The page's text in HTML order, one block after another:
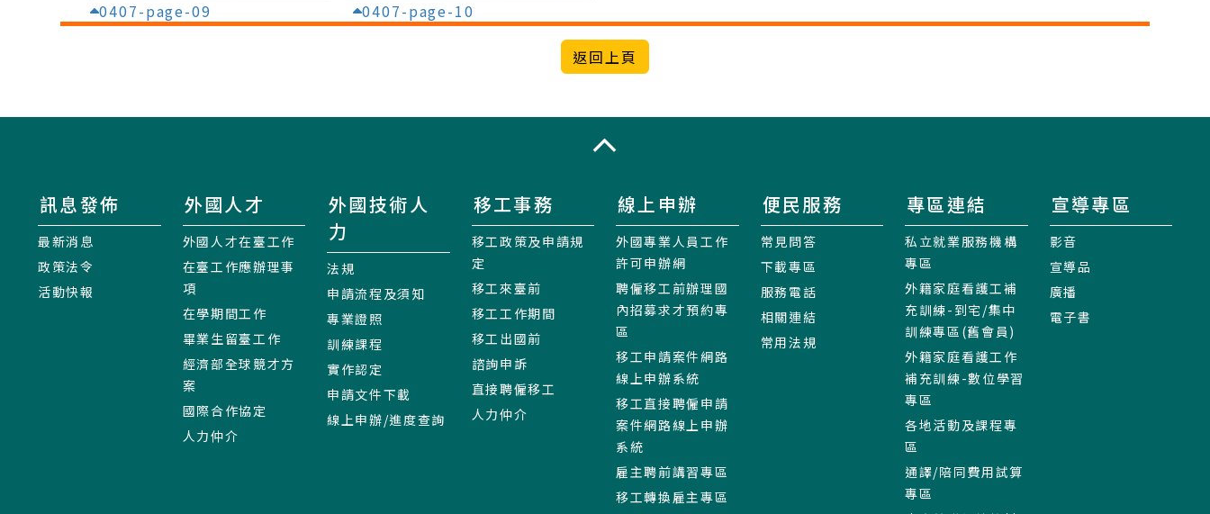
0407-page-09 0407-page-10
訊息發佈
最新消息
政策法令
活動快報
外國人才
外國人才在臺工作
在臺工作應辦理事
項
在學期間工作
畢業生留臺工作
經濟部全球競才方
案
國際合作協定
人力仲介
外國技術人
力
法規
申請流程及須知
專業證照
訓練課程
實作認定
申請文件下載
線上申辦/進度查詢
移工事務
移工政策及申請規
定
移工來臺前
移工工作期間
移工出國前
諮詢申訴
直接聘僱移工
人力仲介
線上申辦
外國專業人員工作
許可申辦網
聘僱移工前辦理國
內招募求才預約專
區
移工申請案件網路
線上申辦系統
移工直接聘僱申請
案件網路線上申辦
系統
雇主聘前講習專區
移工轉換雇主專區
便民服務
常見問答
下載專區
服務電話
相關連結
常用法規
專區連結
私立就業服務機構
專區
外籍家庭看護工補
充訓練-到宅/集中
訓練專區(舊會員)
外籍家庭看護工作
補充訓練-數位學習
專區
各地活動及課程專
區
通譯/陪同費用試算
專區
宣導專區
影音
宣導品
廣播
電子書